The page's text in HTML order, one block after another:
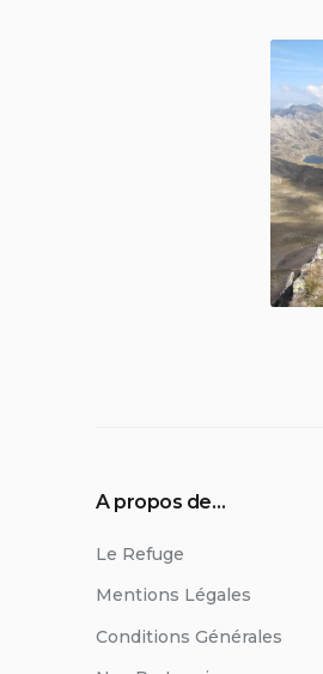
A propos de…
Le Refuge
Mentions Légales
Conditions Générales